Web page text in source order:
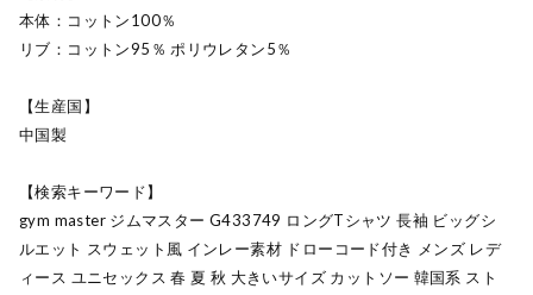
本体：コットン100％
リブ：コットン95％ ポリウレタン5％
【生産国】
中国製
【検索キーワード】
gym master ジムマスター G433749 ロングTシャツ 長袖 ビッグシ
ルエット スウェット風 インレー素材 ドローコード付き メンズ レデ
ィース ユニセックス 春 夏 秋 大きいサイズ カットソー 韓国系 スト